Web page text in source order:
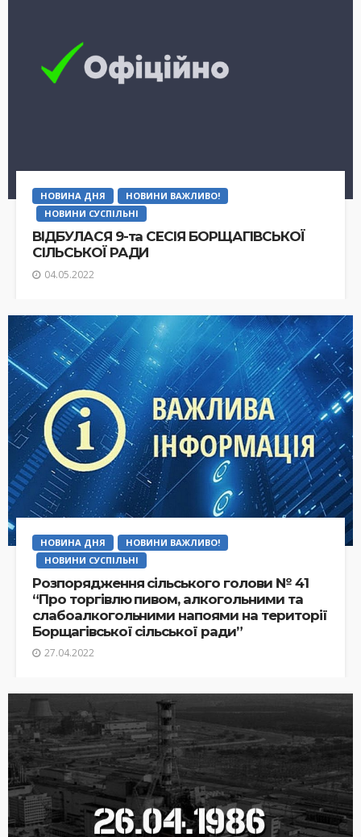
НОВИНА ДНЯ
НОВИНИ ВАЖЛИВО!
НОВИНИ СУСПІЛЬНІ
ВІДБУЛАСЯ 9-та СЕСІЯ БОРЩАГІВСЬКОЇ
СІЛЬСЬКОЇ РАДИ
04.05.2022
НОВИНА ДНЯ
НОВИНИ ВАЖЛИВО!
НОВИНИ СУСПІЛЬНІ
Розпорядження сільського голови № 41
“Про торгівлю пивом, алкогольними та
слабоалкогольними напоями на території
Борщагівської сільської ради”
27.04.2022